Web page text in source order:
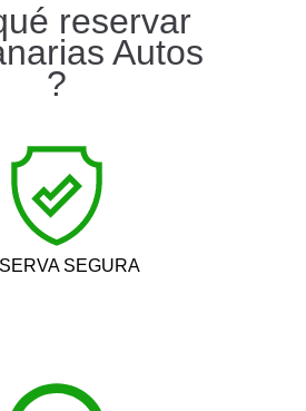
reservar
Autos
?
SEGURA